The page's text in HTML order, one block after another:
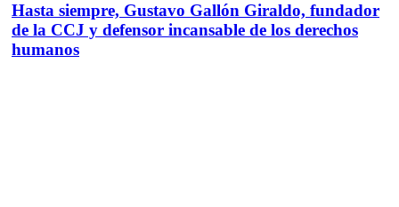
Hasta siempre, Gustavo Gallón Giraldo, fundador
de la CCJ y defensor incansable de los derechos
humanos